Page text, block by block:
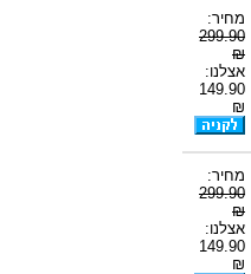
מחיר:
299.90
₪
אצלנו:
149.90
₪
מחיר:
299.90
₪
אצלנו:
149.90
₪